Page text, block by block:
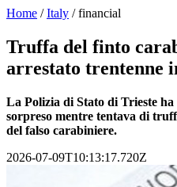
Home /Italy /financial
Truffa del finto
arrestato trentenne
La Polizia di Stato di Trieste
sorpreso mentre tentava di
del falso carabiniere.
2026-07-09T10:13:17.720Z